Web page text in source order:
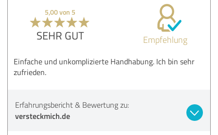
5,00 von 5
SEHR GUT Empfehlung
Einfache und unkomplizierte Handhabung. Ich bin sehr
zufrieden.
Erfahrungsbericht & Bewertung zu:
versteckmich.de